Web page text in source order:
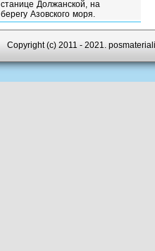
Copyright (c) 2011 - 2021.